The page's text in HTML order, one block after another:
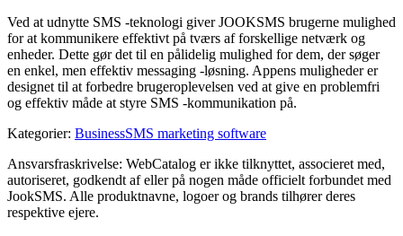
Ved at udnytte SMS -teknologi giver JOOKSMS brugerne mulighed
for at kommunikere effektivt på tværs af forskellige netværk og
enheder. Dette gør det til en pålidelig mulighed for dem, der søger
en enkel, men effektiv messaging -løsning. Appens muligheder er
designet til at forbedre brugeroplevelsen ved at give en problemfri
og effektiv måde at styre SMS -kommunikation på.
Kategorier: BusinessSMS marketing software
Ansvarsfraskrivelse: WebCatalog er ikke tilknyttet, associeret med,
autoriseret, godkendt af eller på nogen måde officielt forbundet med
JookSMS. Alle produktnavne, logoer og brands tilhører deres
respektive ejere.